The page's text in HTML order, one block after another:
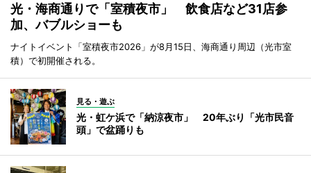
光・海商通りで「室積夜市」 飲食店など31店参
加、バブルショーも
ナイトイベント「室積夜市2026」が8月15日、海商通り周辺（光市室
積）で初開催される。
見る・遊ぶ
光・虹ケ浜で「納涼夜市」 20年ぶり「光市民音
頭」で盆踊りも